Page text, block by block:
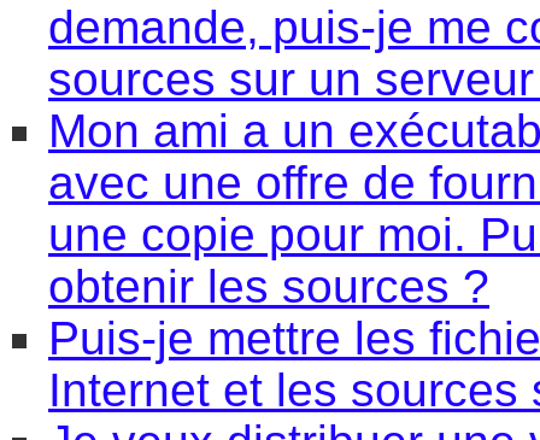
demande, puis-je me
sources sur un
Mon ami a un
avec une offre de
une copie pour moi.
obtenir les sources ?
Puis-je mettre les
Internet et les